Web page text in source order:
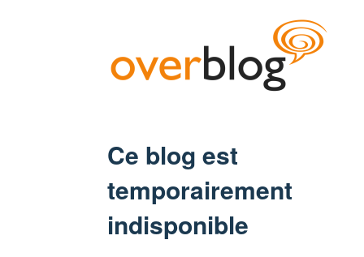
Ce blog est
temporairement
indisponible